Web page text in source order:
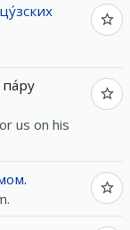
па́ру
us on his
.